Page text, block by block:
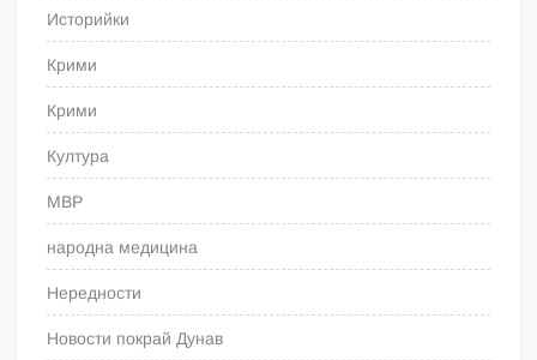
Историйки
Крими
Крими
Култура
МВР
народна медицина
Нередности
Новости покрай Дунав